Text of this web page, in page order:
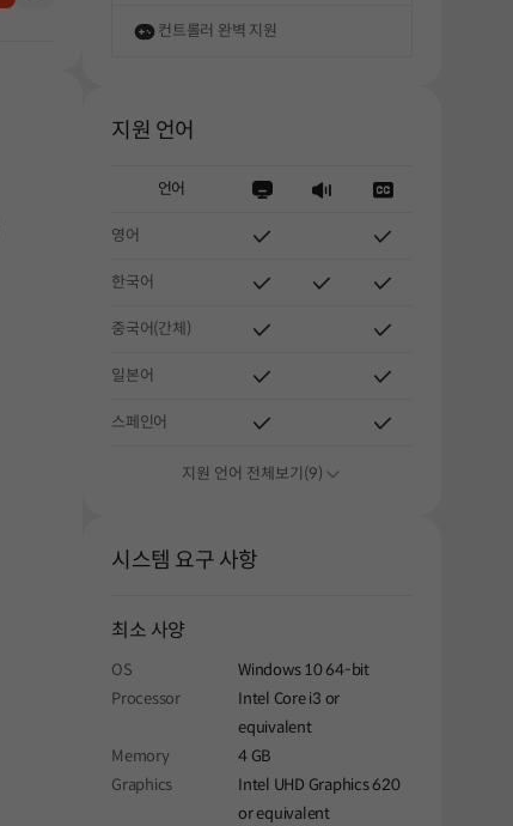
컨트롤러 완벽 지원
지원 언어
언어
영어
한국어
중국어(간체)
일본어
스페인어
지원 언어 전체보기(9)
시스템 요구 사항
최소 사양
OS
Windows 10 64-bit
Processor
Intel Core i3 or
equivalent
Memory
4 GB
Graphics
Intel UHD Graphics 620
or equivalent